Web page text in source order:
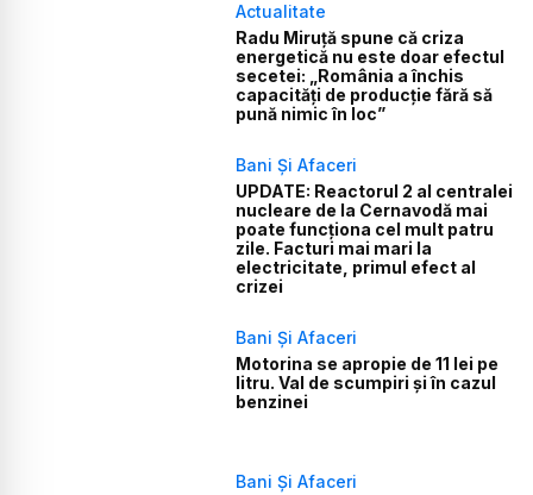
Actualitate
Radu Miruță spune că criza
energetică nu este doar efectul
secetei: „România a închis
capacități de producție fără să
pună nimic în loc”
Bani Și Afaceri
UPDATE: Reactorul 2 al centralei
nucleare de la Cernavodă mai
poate funcționa cel mult patru
zile. Facturi mai mari la
electricitate, primul efect al
crizei
Bani Și Afaceri
Motorina se apropie de 11 lei pe
litru. Val de scumpiri și în cazul
benzinei
Bani Și Afaceri